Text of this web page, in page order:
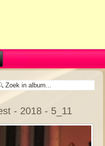
- 2018 - 5_11